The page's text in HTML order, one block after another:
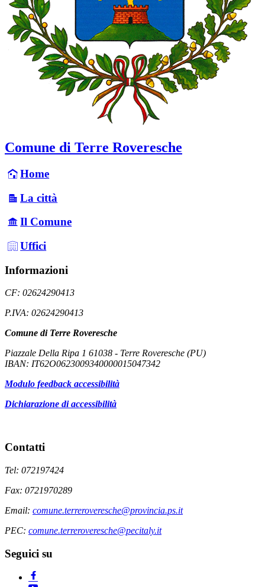
Comune di Terre Roveresche
Home
La città
Il Comune
Uffici
Informazioni
CF: 02624290413
P.IVA: 02624290413
Comune di Terre Roveresche
Piazzale Della Ripa 1 61038 - Terre Roveresche (PU)
IBAN: IT62O0623009340000015047342
Modulo feedback accessibilità
Dichiarazione di accessibilità
Contatti
Tel: 072197424
Fax: 0721970289
Email: comune.terreroveresche@provincia.ps.it
PEC: comune.terreroveresche@pecitaly.it
Seguici su